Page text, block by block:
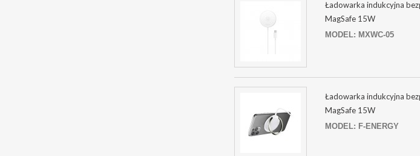
Ładowarka indukcyjna
MagSafe 15W
MODEL: MXWC-05
Ładowarka indukcyjna
MagSafe 15W
MODEL: F-ENERGY